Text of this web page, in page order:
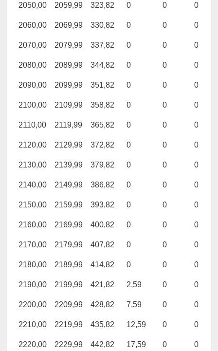
2050,00 2059,99 323,82 0 0 0
2060,00 2069,99 330,82 0 0 0
2070,00 2079,99 337,82 0 0 0
2080,00 2089,99 344,82 0 0 0
2090,00 2099,99 351,82 0 0 0
2100,00 2109,99 358,82 0 0 0
2110,00 2119,99 365,82 0 0 0
2120,00 2129,99 372,82 0 0 0
2130,00 2139,99 379,82 0 0 0
2140,00 2149,99 386,82 0 0 0
2150,00 2159,99 393,82 0 0 0
2160,00 2169,99 400,82 0 0 0
2170,00 2179,99 407,82 0 0 0
2180,00 2189,99 414,82 0 0 0
2190,00 2199,99 421,82 2,59 0 0
2200,00 2209,99 428,82 7,59 0 0
2210,00 2219,99 435,82 12,59 0 0
2220,00 2229,99 442,82 17,59 0 0